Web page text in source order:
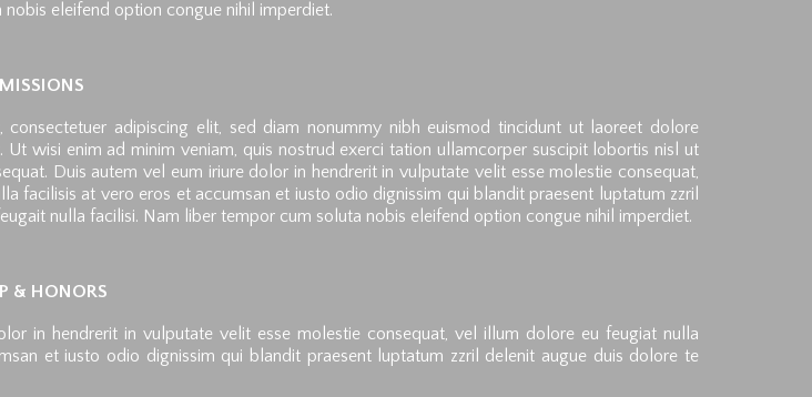
eleifend option congue nihil imperdiet.
consectetuer adipiscing elit, sed diam nonummy nibh euismod tincidunt ut laoreet dolore
Ut wisi enim ad minim veniam, quis nostrud exerci tation ullamcorper suscipit lobortis nisl ut
Duis autem vel eum iriure dolor in hendrerit in vulputate velit esse molestie consequat,
facilisis at vero eros et accumsan et iusto odio dignissim qui blandit praesent luptatum zzril
nulla facilisi. Nam liber tempor cum soluta nobis eleifend option congue nihil imperdiet.
& HONORS
in hendrerit in vulputate velit esse molestie consequat, vel illum dolore eu feugiat nulla
et iusto odio dignissim qui blandit praesent luptatum zzril delenit augue duis dolore te